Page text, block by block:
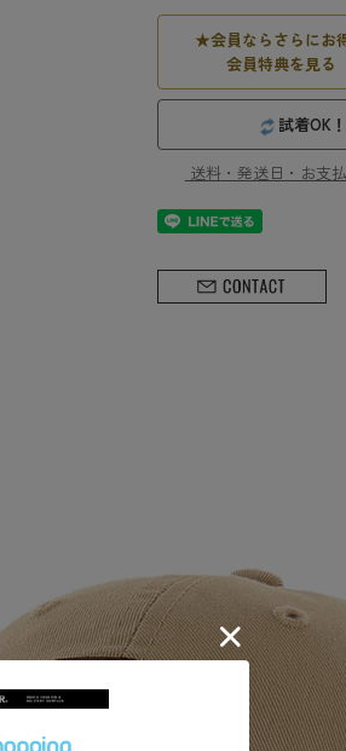
★会員ならさらにお
会員特典を見る
試着OK
送料・発送日・お支